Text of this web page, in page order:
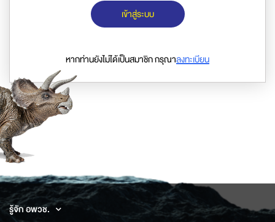
เข้าสู่ระบบ
หากท่านยังไม่ได้เป็นสมาชิก กรุณาลงทะเบียน
รู้จัก อพวช.